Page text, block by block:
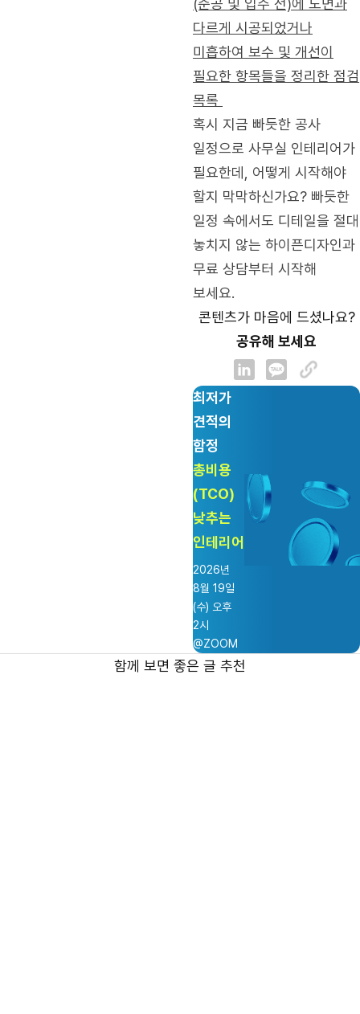
(준공 및 입주 전)에 도면과
다르게 시공되었거나
미흡하여 보수 및 개선이
필요한 항목들을 정리한 점검
목록
혹시 지금 빠듯한 공사
일정으로 사무실 인테리어가
필요한데, 어떻게 시작해야
할지 막막하신가요? 빠듯한
일정 속에서도 디테일을 절대
놓치지 않는 하이픈디자인과
무료 상담부터 시작해
보세요.
콘텐츠가 마음에 드셨나요?
공유해 보세요
최저가
견적의
함정
총비용
(TCO)
낮추는
인테리어
2026년
8월 19일
(수) 오후
2시
@ZOOM
함께 보면 좋은 글 추천